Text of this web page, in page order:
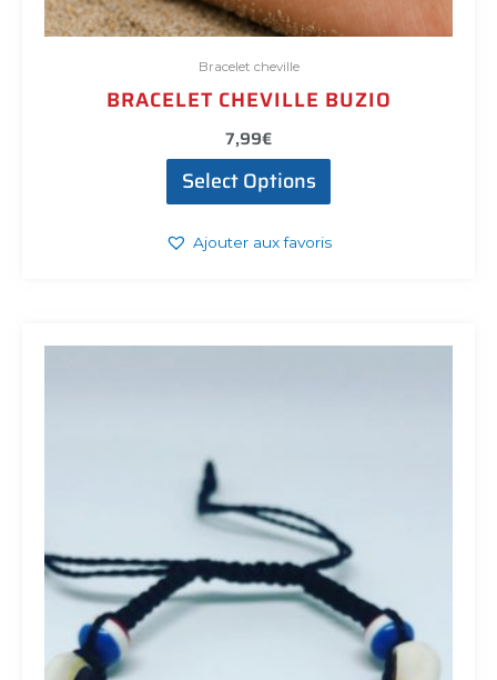
Bracelet cheville
BRACELET CHEVILLE BUZIO
7,99€
Select Options
Ajouter aux favoris